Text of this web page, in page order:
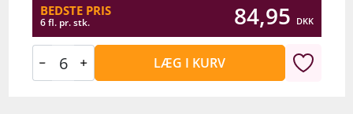
BEDSTE PRIS
6 fl. pr. stk. 84,95 DKK
LÆG I KURV